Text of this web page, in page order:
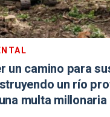
un camino para
un río
multa millonaria